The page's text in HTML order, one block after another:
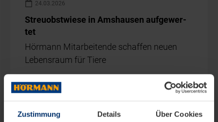
Zustimmung Details Über Cookies